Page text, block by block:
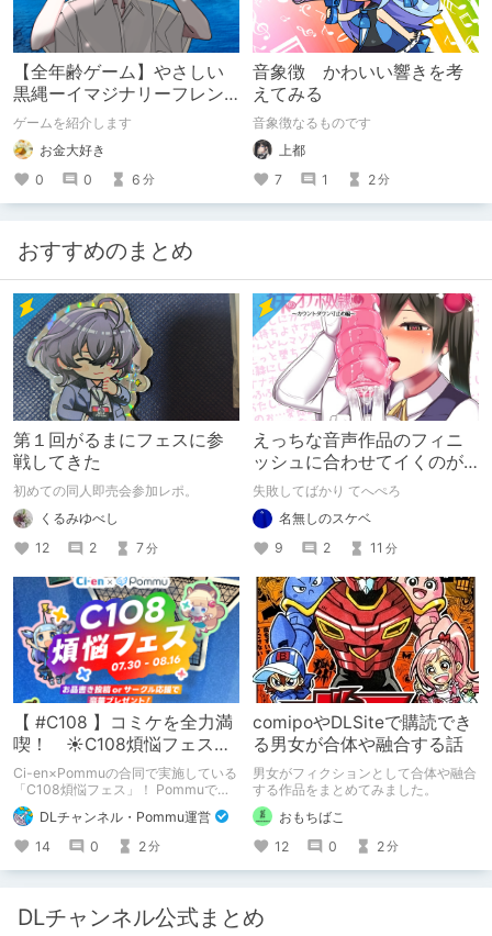
【全年齢ゲーム】やさしい
黒縄ーイマジナリーフレン
ドの「彼」と過ごすおぼん
やすみー
ゲームを紹介します
お金大好き
0
0 6 分
音象徴 かわいい響きを考
えてみる
音象徴なるものです
上都
7
1 2分
おすすめのまとめ
第１回がるまにフェスに参
戦してきた
初めての同人即売会参加レポ。
くるみゆべし
12
2 7分
えっちな音声作品のフィニ
ッシュに合わせてイくのが
下手すぎる【失敗した話】
失敗してばかり てへぺろ
名無しのスケベ
9
2 11 分
【 #C108 】コミケを全力満
喫！ ☀C108煩悩フェス☀
Pommu版のご案内
Ci-en×Pommuの合同で実施している
「C108煩悩フェス」！ Pommuでの
参加方法について、改めてこちらでも
ご案内いたします！
DLチャンネル・Pommu運営
14
0 2分
comipoやDLSiteで購読でき
る男女が合体や融合する話
男女がフィクションとして合体や融合
する作品をまとめてみました。
おもちばこ
12
0 2分
DLチャンネル公式まとめ